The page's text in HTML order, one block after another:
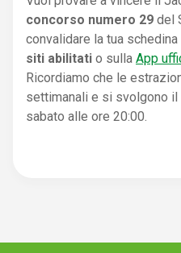
concorso numero 29 del
convalidare la tua schedina
siti abilitati o sulla App
Ricordiamo che le
settimanali e si svolgono
sabato alle ore 20:00.